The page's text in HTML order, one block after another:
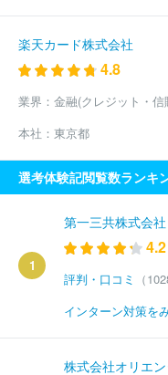
楽天カード株式会社
4.8
業界： 金融(クレジット・信
本社： 東京都
選考体験記閲覧数ランキ
1
第一三共株式会社
4.2
評判・口コミ
（
インターン対策を
株式会社オリエ